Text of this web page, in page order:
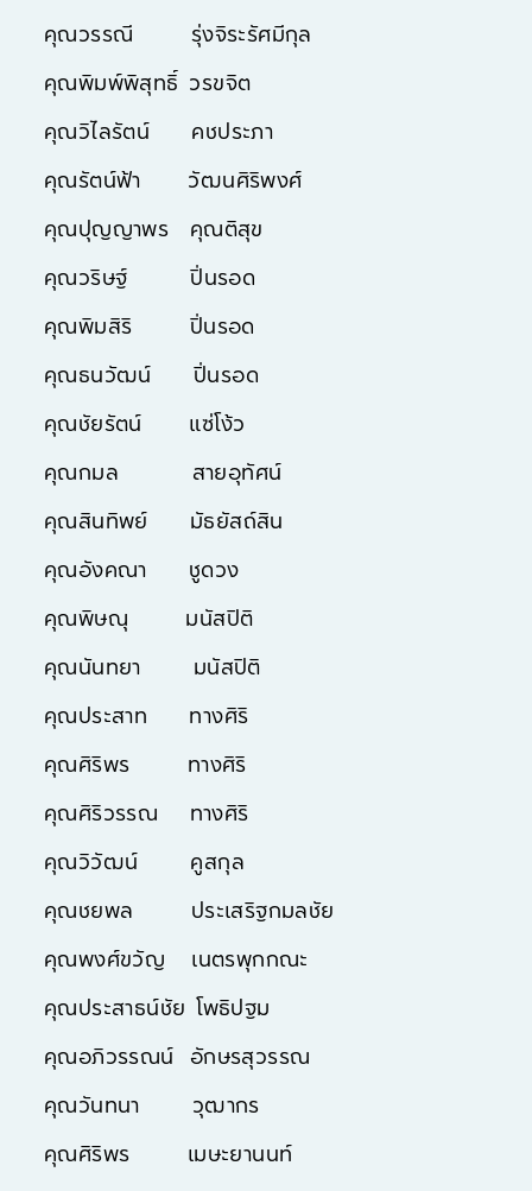
คุณวรรณี รุ่งจิระรัศมีกุล
คุณพิมพ์พิสุทธิ์ วรขจิต
คุณวิไลรัตน์ คชประภา
คุณรัตน์ฟ้า วัฒนศิริพงศ์
คุณปุญญาพร คุณติสุข
คุณวริษฐ์ ปิ่นรอด
คุณพิมสิริ ปิ่นรอด
คุณธนวัฒน์ ปิ่นรอด
คุณชัยรัตน์ แซ่โง้ว
คุณกมล สายอุทัศน์
คุณสินทิพย์ มัธยัสถ์สิน
คุณอังคณา ชูดวง
คุณพิษณุ มนัสปิติ
คุณนันทยา มนัสปิติ
คุณประสาท ทางศิริ
คุณศิริพร ทางศิริ
คุณศิริวรรณ ทางศิริ
คุณวิวัฒน์ คูสกุล
คุณชยพล ประเสริฐกมลชัย
คุณพงศ์ขวัญ เนตรพุกกณะ
คุณประสาธน์ชัย โพธิปฐม
คุณอภิวรรณน์ อักษรสุวรรณ
คุณวันทนา วุฒากร
คุณศิริพร เมษะยานนท์